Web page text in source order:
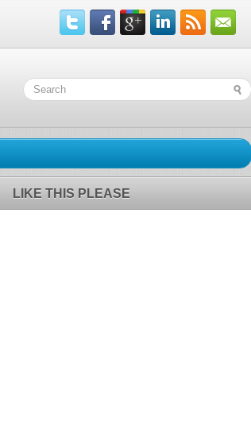
LIKE THIS PLEASE